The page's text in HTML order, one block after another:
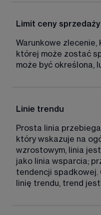
Limit ceny sprzedaży
Warunkowe zlecenie,
której może zostać
może być określona,
Linie trendu
Prosta linia
który wskazuje na
wzrostowym, linia
jako linia wsparcia;
tendencji spadkowej.
linię trendu, trend